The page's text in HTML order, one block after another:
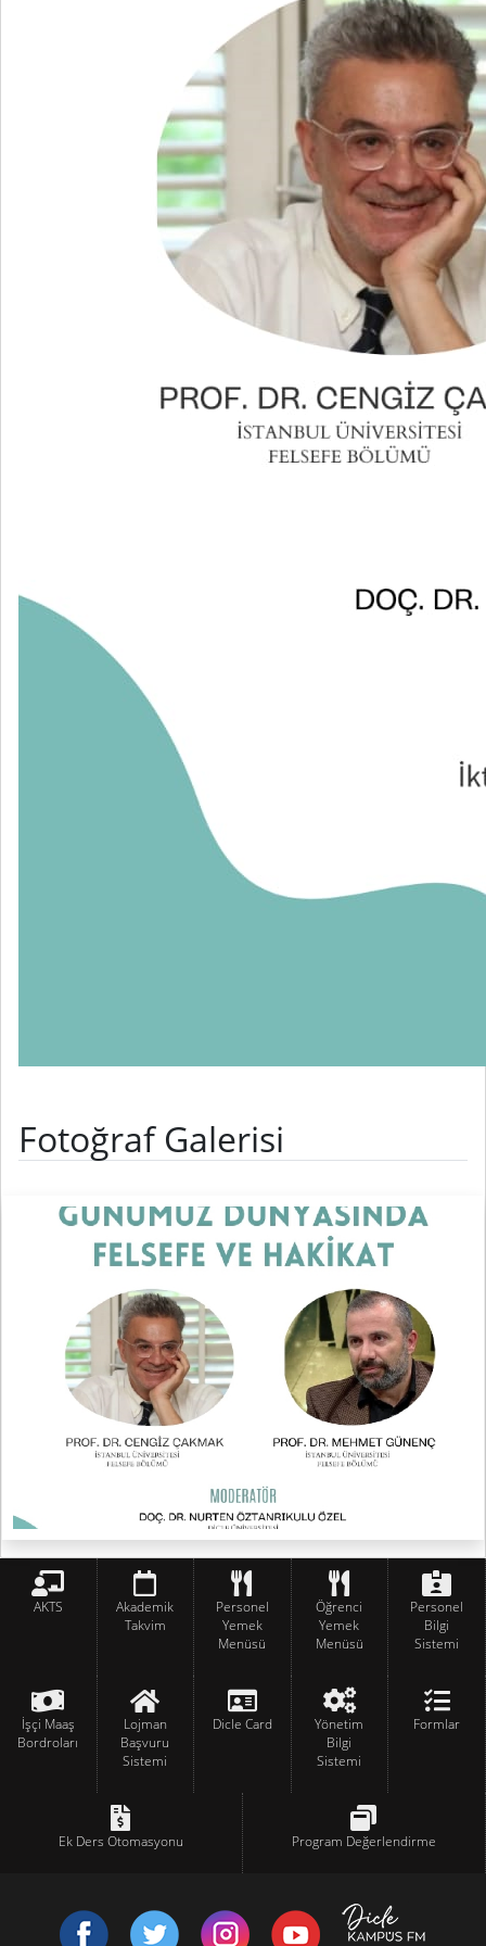
Fotoğraf Galerisi
AKTS
Akademik
Takvim
Personel
Yemek
Menüsü
Öğrenci
Yemek
Menüsü
Personel
Bilgi
Sistemi
İşçi Maaş
Bordroları
Lojman
Başvuru
Sistemi
Dicle Card
Yönetim
Bilgi
Sistemi
Formlar
Ek Ders Otomasyonu Program Değerlendirme